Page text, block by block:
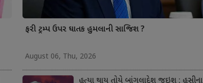
ફરી ટ્રમ્પ ઉપર ઘાતક હુમલાની સાજિશ ?
August 06, Thu, 2026